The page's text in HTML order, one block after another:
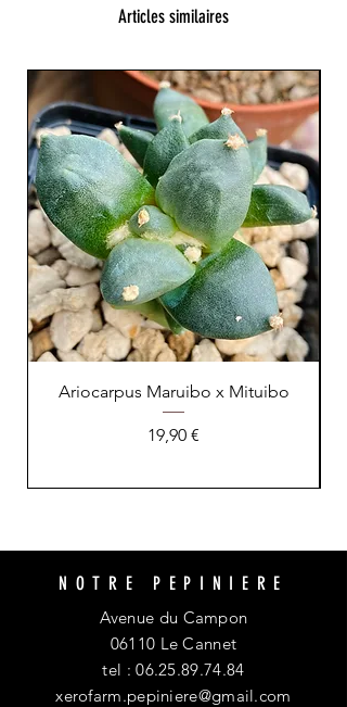
Articles similaires
Ariocarpus Maruibo x Mituibo
Prix
19,90 €
NOTRE PEPINIERE
Avenue du Campon
06110 Le Cannet
tel :06.25.89.74.84
xerofarm.pepiniere@gmail.com